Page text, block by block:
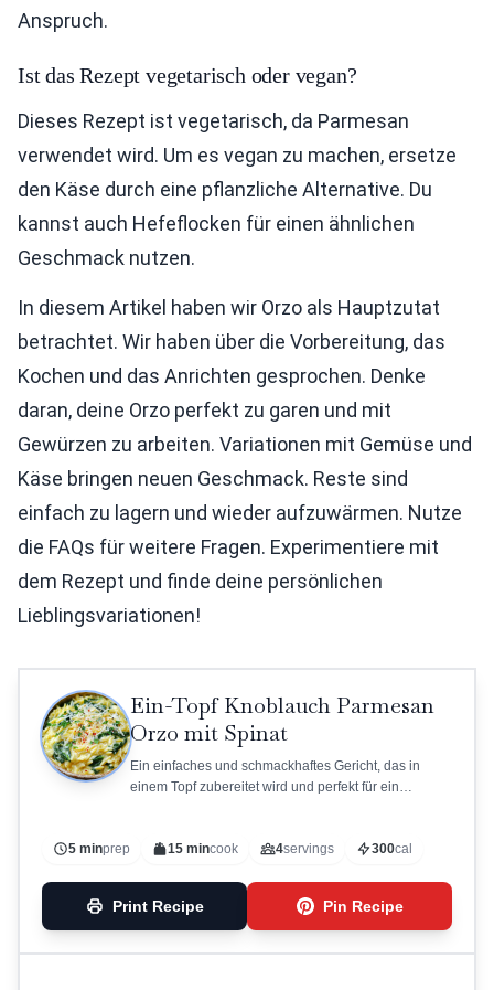
Anspruch.
Ist das Rezept vegetarisch oder vegan?
Dieses Rezept ist vegetarisch, da Parmesan
verwendet wird. Um es vegan zu machen, ersetze
den Käse durch eine pflanzliche Alternative. Du
kannst auch Hefeflocken für einen ähnlichen
Geschmack nutzen.
In diesem Artikel haben wir Orzo als Hauptzutat
betrachtet. Wir haben über die Vorbereitung, das
Kochen und das Anrichten gesprochen. Denke
daran, deine Orzo perfekt zu garen und mit
Gewürzen zu arbeiten. Variationen mit Gemüse und
Käse bringen neuen Geschmack. Reste sind
einfach zu lagern und wieder aufzuwärmen. Nutze
die FAQs für weitere Fragen. Experimentiere mit
dem Rezept und finde deine persönlichen
Lieblingsvariationen!
Ein-Topf Knoblauch Parmesan
Orzo mit Spinat
Ein einfaches und schmackhaftes Gericht, das in
einem Topf zubereitet wird und perfekt für ein
5 minprep 15 mincook 4servings 300cal
Print Recipe Pin Recipe